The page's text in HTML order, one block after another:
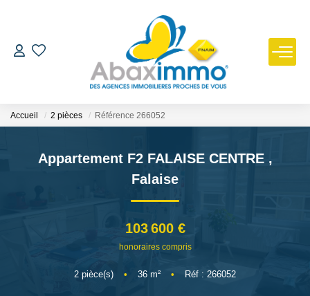
ESTIMER
ACHETER
LOUER
NOUS REJOINDRE
NOTRE AGENCE
Accueil 2 pièces Référence 266052
Appartement F2 FALAISE CENTRE ,
Falaise
103 600 €
honoraires compris
2 pièce(s) • 36 m² • Réf : 266052